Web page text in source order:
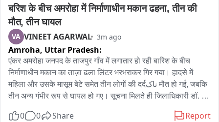
गदेरे को पार करा रहे हैं। बरसात के मौसम में जलस्तर बढ़ने से खतरा और भी
गंभीर हो गया है, जिससे किसी बड़े हादसे की आशंका लगातार बनी हुई है।
बीओ- ग्रामीणों का कहना है कि आपदा के बाद से ही पैदल पुल और रास्तों के
निर्माण की मांग प्रशासन से कई बार की जा चुकी है, लेकिन अब तक न तो
कोई वैकल्पिक मार्ग तैयार हुआ है और न ही स्थायी पुल का निर्माण शुरू हो
पाया है।
रोजमर्रा के कामकाज के लिए भी ग्रामीणों को इसी खतरनाक रास्ते से गुजरना
प्रशासन से जल्द से जल्द पैदल पुल और क्षतिग्रस्त मार्गों का निर्माण कराने
बरिश के बीच अमरोहा में निर्माणाधीन मकान ढहना, तीन की
मौत, तीन घायल
VA VINEET AGARWAL 3m ago
Amroha, Uttar Pradesh:
एंकर अमरोहा जनपद के ताजपुर गाँव में लगातार हो रही बारिश के बीच
निर्माणाधीन मकान का ताज़ा ढला लिंटर भरभराकर गिर गया। हादसे में
महिला और उसके मासूम बेटे समेत तीन लोगों की दर्दناک मौत हो गई, जबकि
तीन अन्य गंभीर रूप से घायल हो गए। सूचना मिलते ही जिलाधिकारी डॉ.
राहत एवं बचाव कार्य का जायजा लिया।
0 0 Share Report